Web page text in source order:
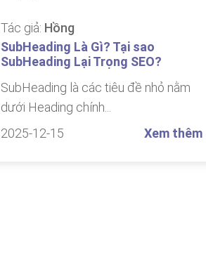
Tác giả: Hồng
SubHeading Là Gì? Tại sao
SubHeading Lại Trọng SEO?
SubHeading là các tiêu đề nhỏ nằm
dưới Heading chính...
2025-12-15
Xem thêm